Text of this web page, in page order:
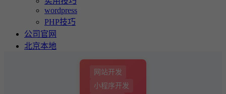
wordpress
PHP技巧
公司官网
北京本地
网站开发
小程序开发